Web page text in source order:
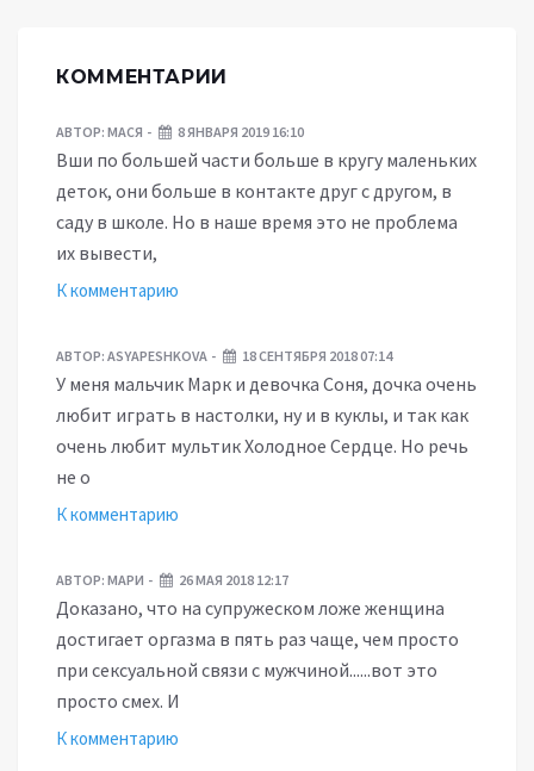
КОММЕНТАРИИ
АВТОР: МАСЯ 8 ЯНВАРЯ 2019 16:10
Вши по большей части больше в кругу маленьких
деток, они больше в контакте друг с другом, в
саду в школе. Но в наше время это не проблема
их вывести,
К комментарию
АВТОР: ASYAPESHKOVA 18 СЕНТЯБРЯ 2018 07:14
У меня мальчик Марк и девочка Соня, дочка очень
любит играть в настолки, ну и в куклы, и так как
очень любит мультик Холодное Сердце. Но речь
не о
К комментарию
АВТОР: МАРИ 26 МАЯ 2018 12:17
Доказано, что на супружеском ложе женщина
достигает оргазма в пять раз чаще, чем просто
при сексуальной связи с мужчиной......вот это
просто смех. И
К комментарию